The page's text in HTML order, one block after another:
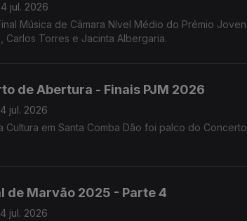
jul. 2026
Câmara Nível Médio do Prémio Jovens Músicos de 2026, com Luís Carvalho, António
Carlos Torres e Jacinta Albergaria.
de Abertura - Finais PJM 2026
jul. 2026
Cultura em Santa Comba Dão foi palco do
de Marvão 2025 - Parte 4
jul. 2026